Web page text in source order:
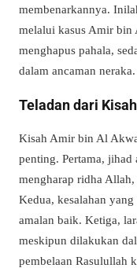
membenarkannya.
melalui kasus Amir bin
menghapus pahala,
dalam ancaman neraka.
Teladan dari
Kisah Amir bin Al
penting. Pertama, jihad
mengharap ridha
Kedua, kesalahan
amalan baik. Ketiga,
meskipun dilakukan
pembelaan Rasulullah